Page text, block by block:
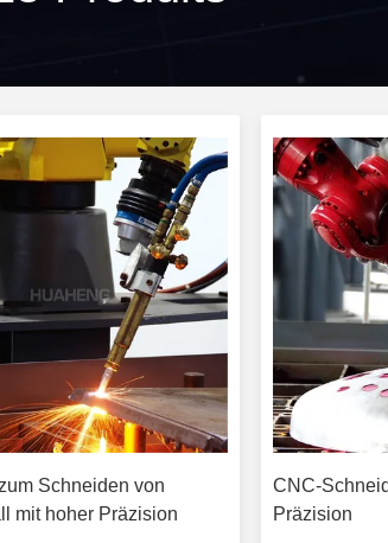
Schneiden von
mit hoher Präzision
CNC-
Präzision